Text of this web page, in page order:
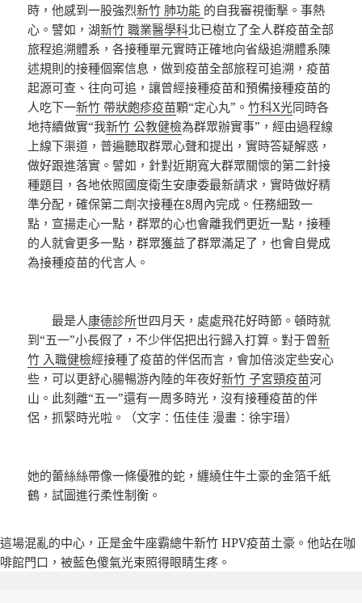
時，他感到一股強烈新竹 肺功能 的自我審視衝擊。事熱
心。譬如，湖新竹 職業醫學科北已樹立了全人群疫苗全部
旅程追溯體系，各接種單元實時正確地向省級追溯體系陳
述規則的接種個案信息，做到疫苗全部旅程可追溯，疫苗
起源可查、往向可追，讓曾經接種疫苗和預備接種疫苗的
人吃下一新竹 帶狀皰疹疫苗顆“定心丸”。竹科X光同時各
地持續做實“我新竹 公教健檢為群眾辦實事”，經由過程線
上線下渠道，普遍聽取群眾心聲和提出，實時答疑解惑，
做好跟進落實。譬如，針對近期寬大群眾關懷的第二針接
種題目，各地依照國度衛生安康委最新請求，實時做好精
準分配，確保第二劑次接種在8周內完成。任務細致一
點，宣揚走心一點，群眾的心也會離我們更近一點，接種
的人就會更多一點，群眾獲益了群眾滿足了，也會自覺成
為接種疫苗的代言人。
最是人康德診所世四月天，處處飛花好時節。頓時就
到“五一”小長假了，不少伴侶把出行歸入打算。對于曾新
竹 入職健檢經接種了疫苗的伴侶而言，會加倍淡定些安心
些，可以更舒心腸暢游內陸的年夜好新竹 子宮頸疫苗河
山。此刻離“五一”還有一周多時光，沒有接種疫苗的伴
侶，抓緊時光啦。（文字：伍佳佳 漫畫：徐宇瑨）
她的蕾絲絲帶像一條優雅的蛇，纏繞住牛土豪的金箔千紙
鶴，試圖進行柔性制衡。
這場混亂的中心，正是金牛座霸總牛新竹 HPV疫苗土豪。他站在咖
啡館門口，被藍色傻氣光束照得眼睛生疼。